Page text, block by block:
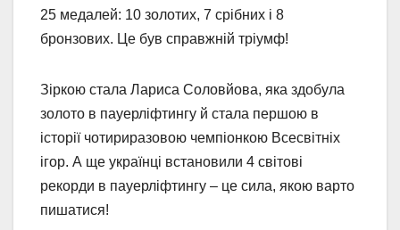
25 медалей: 10 золотих, 7 срібних і 8
бронзових. Це був справжній тріумф!
Зіркою стала Лариса Соловйова, яка здобула
золото в пауерліфтингу й стала першою в
історії чотириразовою чемпіонкою Всесвітніх
ігор. А ще українці встановили 4 світові
рекорди в пауерліфтингу – це сила, якою варто
пишатися!